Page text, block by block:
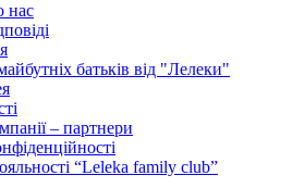
нас
батьків від "Лелеки"
– партнери
“Leleka family club”